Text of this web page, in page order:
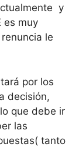
y
es muy
le
por los
decisión,
que debe ir
las
tanto